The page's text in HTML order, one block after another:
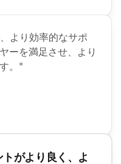
より効率的なサポ
ーを満足させ、より
。"
がより良く、よ